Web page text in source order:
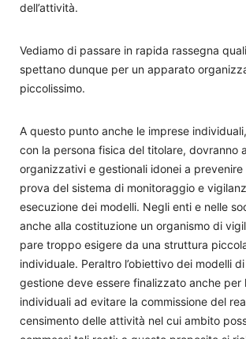
dell’attività.
Vediamo di passare in rapida rassegna
spettano dunque per un apparato
piccolissimo.
A questo punto anche le imprese
con la persona fisica del titolare, dovranno
organizzativi e gestionali idonei a
prova del sistema di monitoraggio e
esecuzione dei modelli. Negli enti e nelle
anche alla costituzione un organismo di
pare troppo esigere da una struttura
individuale. Peraltro l’obiettivo dei modelli
gestione deve essere finalizzato anche per
individuali ad evitare la commissione del
censimento delle attività nel cui ambito